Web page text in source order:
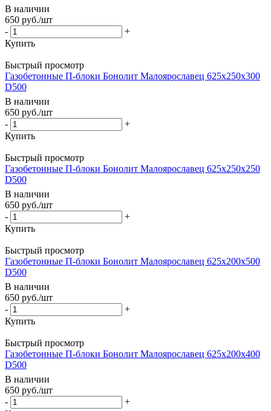
В наличии
650 руб./шт
-
+
Купить
Быстрый просмотр
Газобетонные П-блоки Бонолит Малоярославец 625х250х300
D500
В наличии
650 руб./шт
-
+
Купить
Быстрый просмотр
Газобетонные П-блоки Бонолит Малоярославец 625х250х250
D500
В наличии
650 руб./шт
-
+
Купить
Быстрый просмотр
Газобетонные П-блоки Бонолит Малоярославец 625х200х500
D500
В наличии
650 руб./шт
-
+
Купить
Быстрый просмотр
Газобетонные П-блоки Бонолит Малоярославец 625х200х400
D500
В наличии
650 руб./шт
-
+